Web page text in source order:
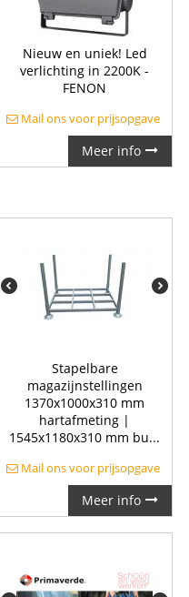
Nieuw en uniek! Led
verlichting in 2200K -
FENON
Mail ons voor prijsopgave
Meer info
Stapelbare
magazijnstellingen
1370x1000x310 mm
hartafmeting |
1545x1180x310 mm bu...
Mail ons voor prijsopgave
Meer info